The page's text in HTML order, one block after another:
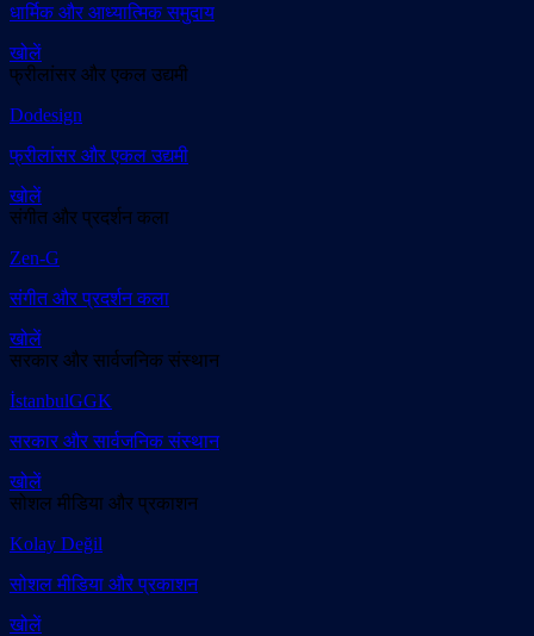
धार्मिक और आध्यात्मिक समुदाय
खोलें
फ्रीलांसर और एकल उद्यमी
Dodesign
फ्रीलांसर और एकल उद्यमी
खोलें
संगीत और प्रदर्शन कला
Zen-G
संगीत और प्रदर्शन कला
खोलें
सरकार और सार्वजनिक संस्थान
İstanbulGGK
सरकार और सार्वजनिक संस्थान
खोलें
सोशल मीडिया और प्रकाशन
Kolay Değil
सोशल मीडिया और प्रकाशन
खोलें